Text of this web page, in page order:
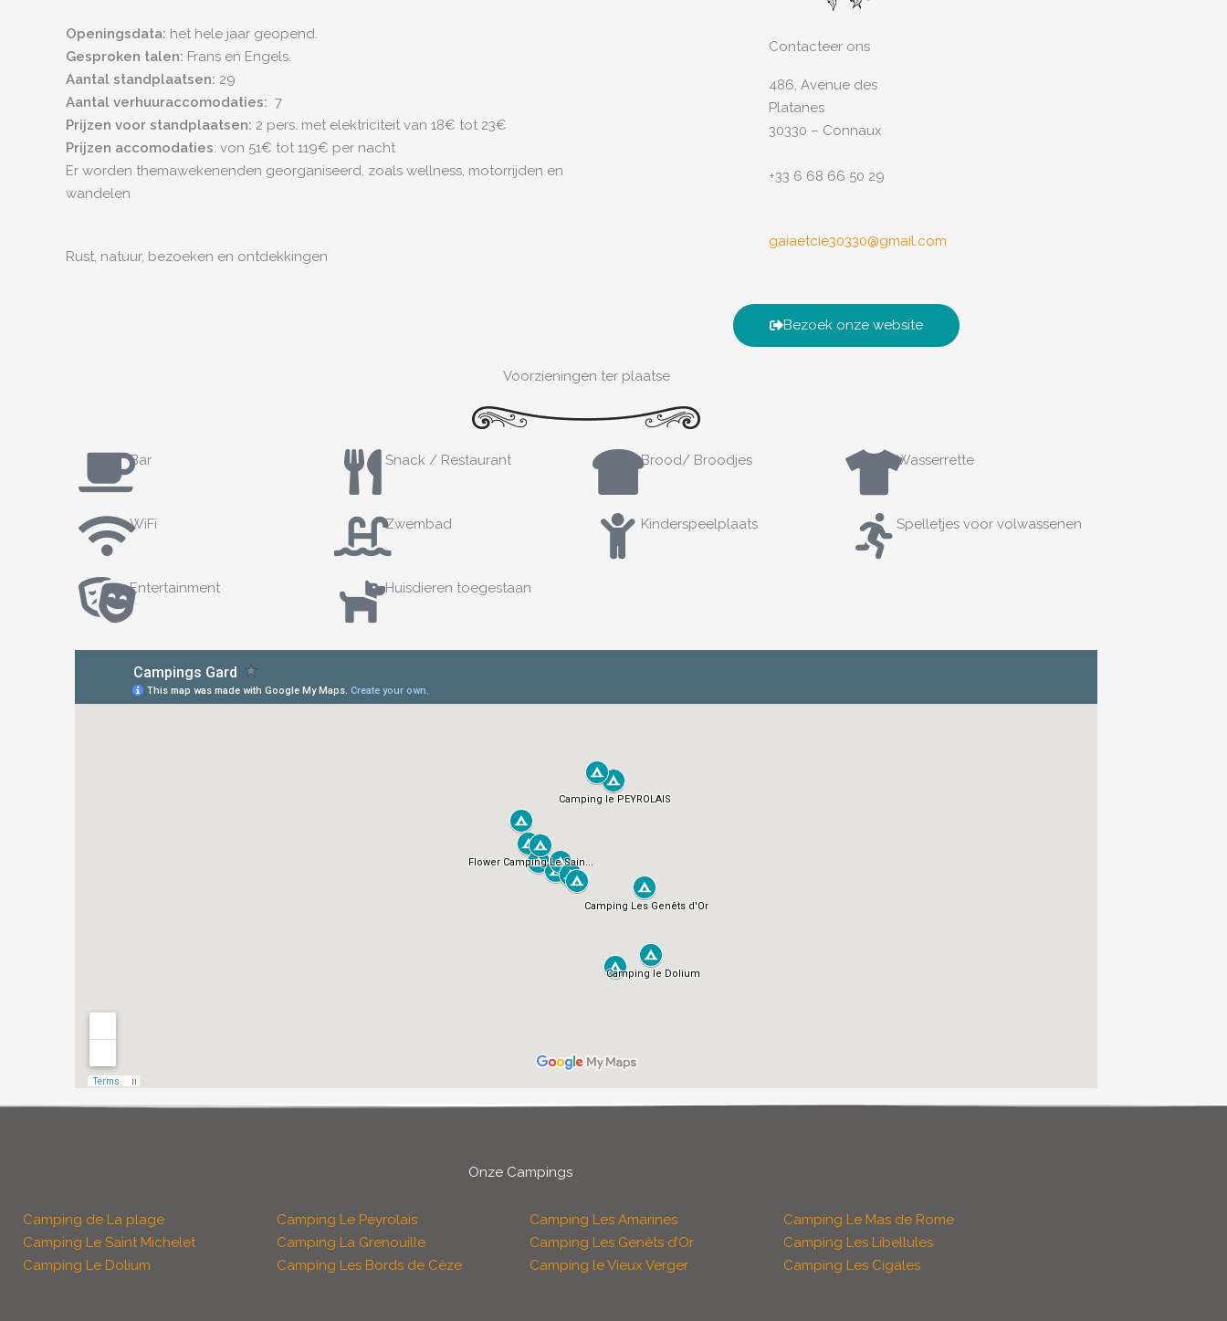
Openingsdata: het hele jaar geopend.
Gesproken talen: Frans en Engels.
Aantal standplaatsen: 29
Aantal verhuuraccomodaties: 7
Prijzen voor standplaatsen: 2 pers. met elektriciteit van 18€ tot 23€
Prijzen accomodaties: von 51€ tot 119€ per nacht
Er worden themawekenenden georganiseerd, zoals wellness, motorrijden en
wandelen
Rust, natuur, bezoeken en ontdekkingen
Contacteer ons
486, Avenue des
Platanes
30330 – Connaux
+33 6 68 66 50 29
gaiaetcie30330@gmail.com
Bezoek onze website
Voorzieningen ter plaatse
Bar
WiFi
Entertainment
Snack / Restaurant
Zwembad
Huisdieren toegestaan
Brood/ Broodjes
Kinderspeelplaats
Wasserrette
Spelletjes voor volwassenen
Onze Campings
Camping de La plage
Camping Le Saint Michelet
Camping Le Dolium
Camping Le Peyrolais
Camping La Grenouille
Camping Les Bords de Cèze
Camping Les Amarines
Camping Les Genêts d’Or
Camping le Vieux Verger
Camping Le Mas de Rome
Camping Les Libellules
Camping Les Cigales